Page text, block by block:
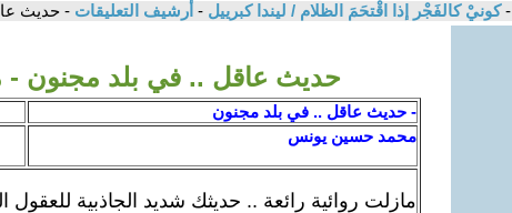
-كونيْ كالفَجْر إذا اقْتحَمَ الظلام / ليندا كبرييل - أرشيف التعليقات - حديث
حديث عاقل .. في بلد مجنون
- حديث عاقل .. في بلد مجنون
محمد حسين يونس
مازلت روائية رائعة .. حديثك شديد الجاذبية